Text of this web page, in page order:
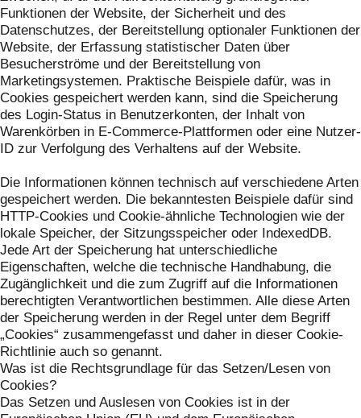
Funktionen der Website, der Sicherheit und des
Datenschutzes, der Bereitstellung optionaler Funktionen der
Website, der Erfassung statistischer Daten über
Besucherströme und der Bereitstellung von
Marketingsystemen. Praktische Beispiele dafür, was in
Cookies gespeichert werden kann, sind die Speicherung
des Login-Status in Benutzerkonten, der Inhalt von
Warenkörben in E-Commerce-Plattformen oder eine Nutzer-
ID zur Verfolgung des Verhaltens auf der Website.
Die Informationen können technisch auf verschiedene Arten
gespeichert werden. Die bekanntesten Beispiele dafür sind
HTTP-Cookies und Cookie-ähnliche Technologien wie der
lokale Speicher, der Sitzungsspeicher oder IndexedDB.
Jede Art der Speicherung hat unterschiedliche
Eigenschaften, welche die technische Handhabung, die
Zugänglichkeit und die zum Zugriff auf die Informationen
berechtigten Verantwortlichen bestimmen. Alle diese Arten
der Speicherung werden in der Regel unter dem Begriff
„Cookies“ zusammengefasst und daher in dieser Cookie-
Richtlinie auch so genannt.
Was ist die Rechtsgrundlage für das Setzen/Lesen von
Cookies?
Das Setzen und Auslesen von Cookies ist in der